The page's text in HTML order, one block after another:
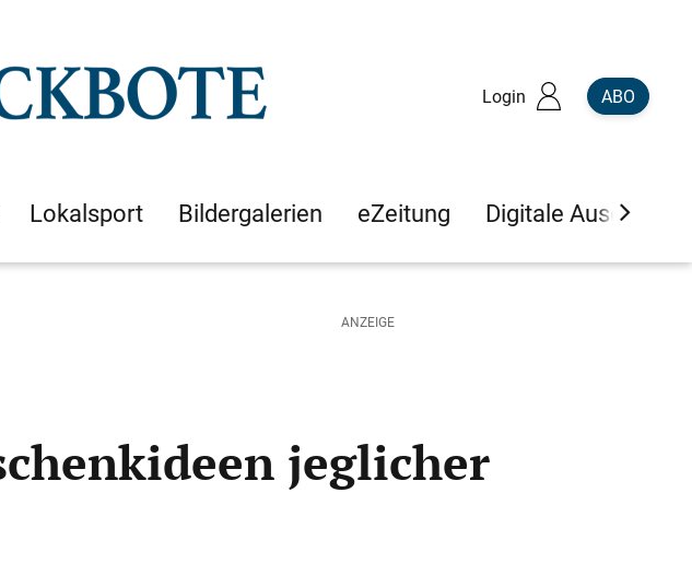
Login ABO
Lokalsport Bildergalerien eZeitung Digitale Ausgaben
jeglicher